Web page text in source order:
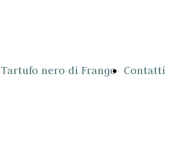
Tartufo nero di Frango Contatti